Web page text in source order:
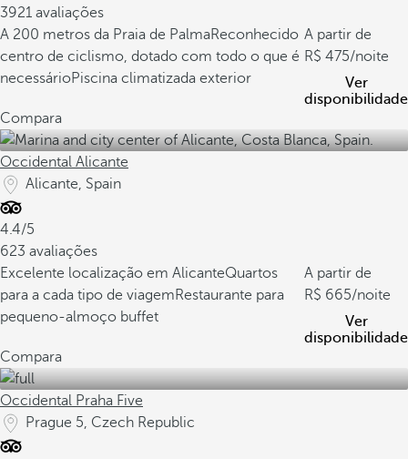
3921 avaliações
A 200 metros da Praia de PalmaReconhecido
centro de ciclismo, dotado com todo o que é
necessárioPiscina climatizada exterior
A partir de
475/noite
Ver
disponibilidade
Compara
Occidental Alicante
Alicante, Spain
4.4/5
623 avaliações
Excelente localização em AlicanteQuartos
para a cada tipo de viagemRestaurante para
pequeno-almoço buffet
A partir de
665/noite
Ver
disponibilidade
Compara
Occidental Praha Five
Prague 5, Czech Republic